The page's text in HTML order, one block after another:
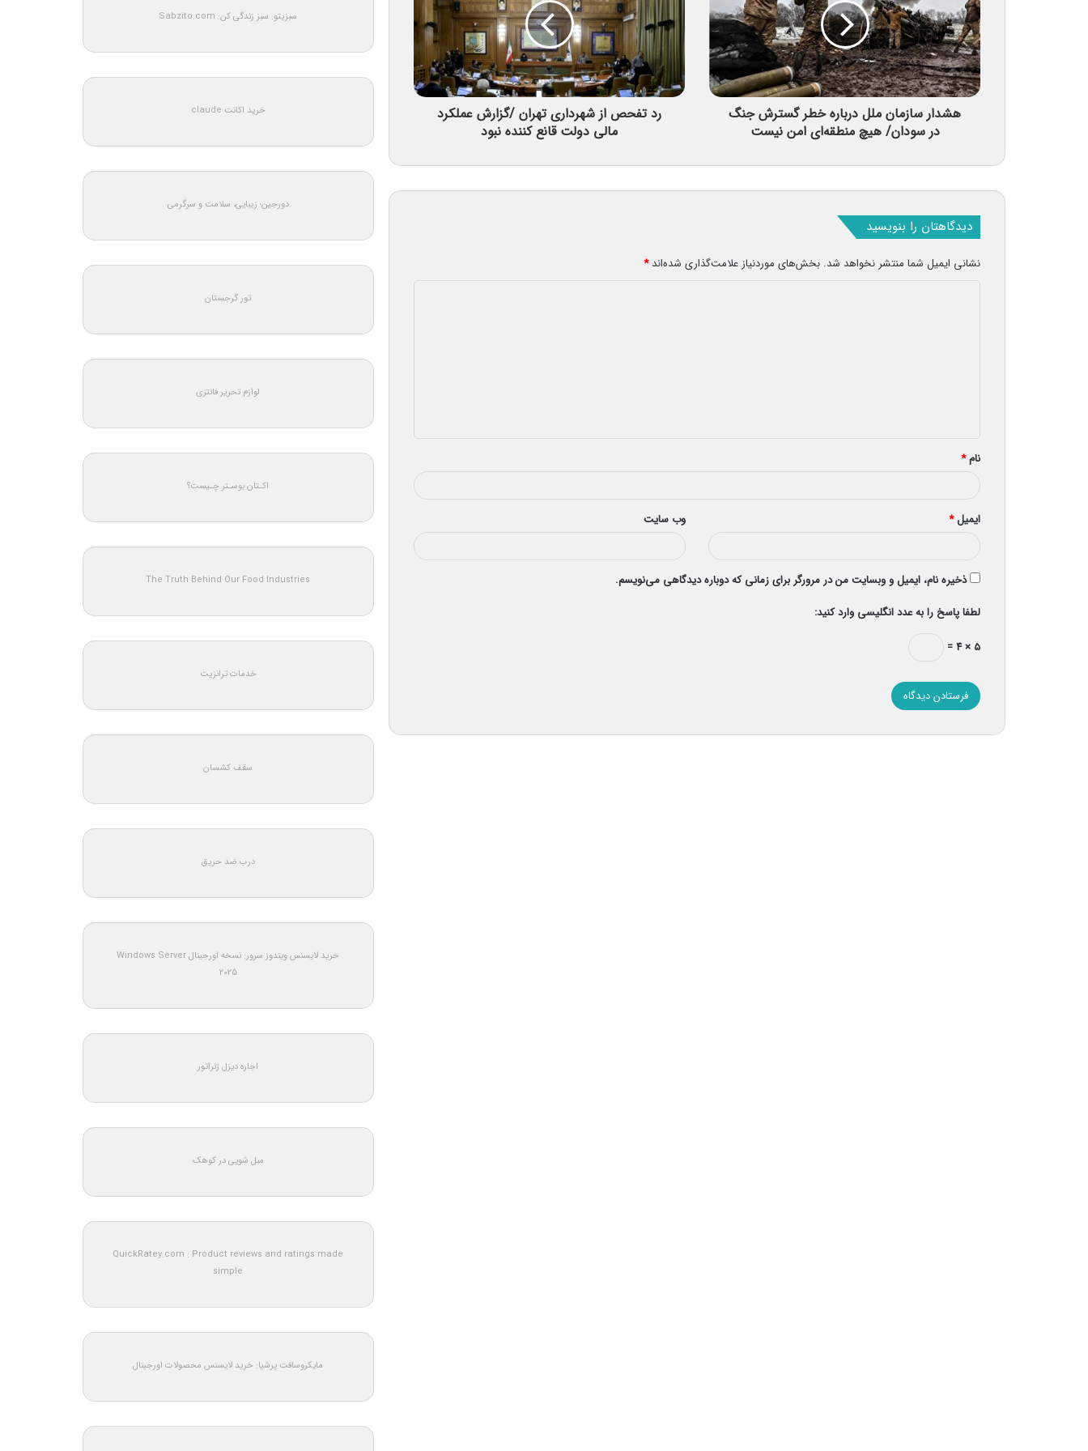
هشدار سازمان ملل درباره خطر گسترش جنگ
در سودان/ هیچ منطقه‌ای امن نیست
رد تفحص از شهرداری تهران /گزارش عملکرد
مالی دولت قانع کننده نبود
دیدگاهتان را بنویسید
نشانی ایمیل شما منتشر نخواهد شد. بخش‌های موردنیاز علامت‌گذاری شده‌اند*
*
نام*
ایمیل* وب‌ سایت
ذخیره نام، ایمیل و وبسایت من در مرورگر برای زمانی که دوباره دیدگاهی می‌نویسم.
لطفا پاسخ را به عدد انگلیسی وارد کنید:
۵ × ۴ =
سبزیتو: سبز زندگی کن: Sabzito.com
خرید اکانت claude
دورجین؛ زیبایی، سلامت و سرگرمی
تور گرجستان
لوازم تحریر فانتزی
اکـتان بوسـتر چـیست؟
The Truth Behind Our Food Industries
خدمات ترانزیت
سقف کشسان
درب ضد حریق
خرید لایسنس ویندوز سرور: نسخه اورجینال Windows Server
2025
اجاره دیزل ژنراتور
مبل شویی در کوهک
QuickRatey.com : Product reviews and ratings made
simple
مایکروسافت پرشیا: خرید لایسنس محصولات اورجینال